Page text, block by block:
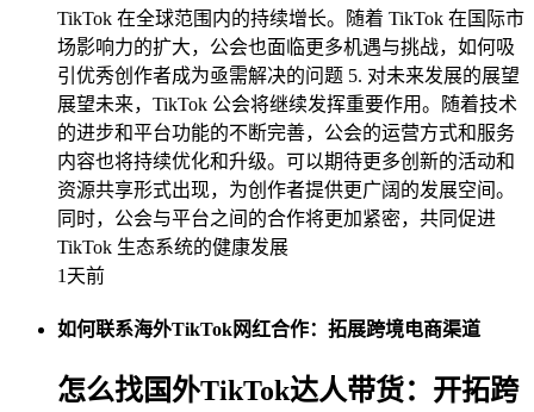
TikTok 在全球范围内的持续增长。随着 TikTok 在国际市
场影响力的扩大，公会也面临更多机遇与挑战，如何吸
引优秀创作者成为亟需解决的问题 5. 对未来发展的展望
展望未来，TikTok 公会将继续发挥重要作用。随着技术
的进步和平台功能的不断完善，公会的运营方式和服务
内容也将持续优化和升级。可以期待更多创新的活动和
资源共享形式出现，为创作者提供更广阔的发展空间。
同时，公会与平台之间的合作将更加紧密，共同促进
TikTok 生态系统的健康发展
1天前
如何联系海外TikTok网红合作：拓展跨境电商渠道
怎么找国外TikTok达人带货：开拓跨